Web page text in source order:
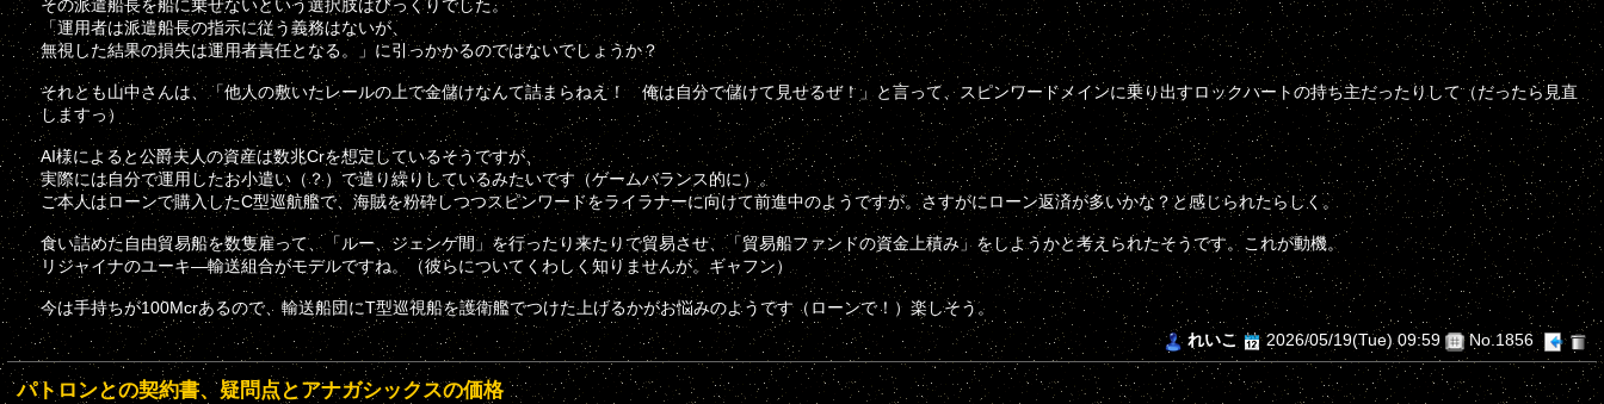
その派遣船長を船に乗せないという選択肢はびっくりでした。
「運用者は派遣船長の指示に従う義務はないが、
無視した結果の損失は運用者責任となる。」に引っかかるのではないでしょうか？
それとも山中さんは、「他人の敷いたレールの上で金儲けなんて詰まらねえ！ 俺は自分で儲けて見せるぜ！」と言って、スピンワードメインに乗り出すロックハートの持ち主だったりして（だったら見直
しますっ）
AI様によると公爵夫人の資産は数兆Crを想定しているそうですが、
実際には自分で運用したお小遣い（？）で遣り繰りしているみたいです（ゲームバランス的に）。
ご本人はローンで購入したC型巡航艦で、海賊を粉砕しつつスピンワードをライラナーに向けて前進中のようですが。さすがにローン返済が多いかな？と感じられたらしく。
食い詰めた自由貿易船を数隻雇って、「ルー、ジェンゲ間」を行ったり来たりで貿易させ、「貿易船ファンドの資金上積み」をしようかと考えられたそうです。これが動機。
リジャイナのユーキ―輸送組合がモデルですね。（彼らについてくわしく知りませんが。ギャフン）
今は手持ちが100Mcrあるので、輸送船団にT型巡視船を護衛艦でつけた上げるかがお悩みのようです（ローンで！）楽しそう。
れいこ
2026/05/19(Tue) 09:59 No.1856
パトロンとの契約書、疑問点とアナガシックスの価格